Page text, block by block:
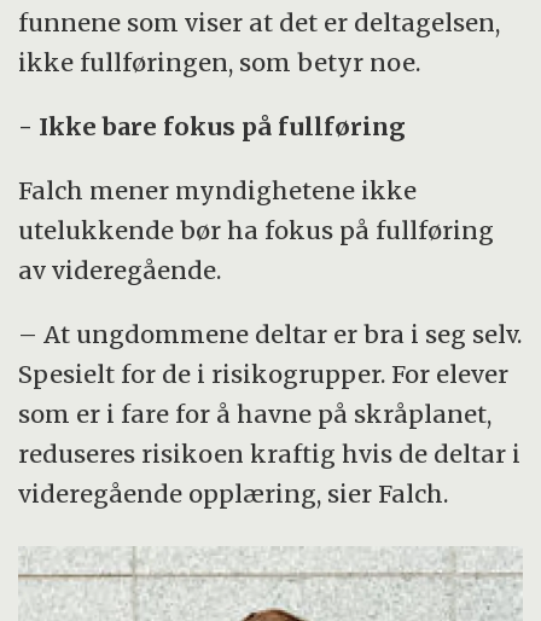
funnene som viser at det er deltagelsen,
ikke fullføringen, som betyr noe.
- Ikke bare fokus på fullføring
Falch mener myndighetene ikke
utelukkende bør ha fokus på fullføring
av videregående.
– At ungdommene deltar er bra i seg selv.
Spesielt for de i risikogrupper. For elever
som er i fare for å havne på skråplanet,
reduseres risikoen kraftig hvis de deltar i
videregående opplæring, sier Falch.